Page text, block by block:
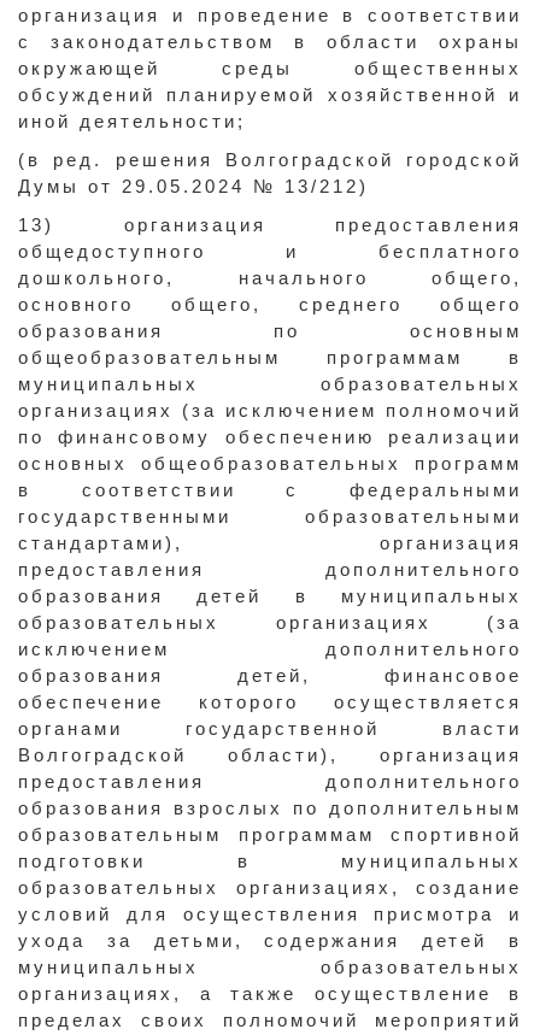
организация и проведение в соответствии
с законодательством в области охраны
окружающей среды общественных
обсуждений планируемой хозяйственной и
иной деятельности;
(в ред. решения Волгоградской городской
Думы от 29.05.2024 № 13/212)
13) организация предоставления
общедоступного и бесплатного
дошкольного, начального общего,
основного общего, среднего общего
образования по основным
общеобразовательным программам в
муниципальных образовательных
организациях (за исключением полномочий
по финансовому обеспечению реализации
основных общеобразовательных программ
в соответствии с федеральными
государственными образовательными
стандартами), организация
предоставления дополнительного
образования детей в муниципальных
образовательных организациях (за
исключением дополнительного
образования детей, финансовое
обеспечение которого осуществляется
органами государственной власти
Волгоградской области), организация
предоставления дополнительного
образования взрослых по дополнительным
образовательным программам спортивной
подготовки в муниципальных
образовательных организациях, создание
условий для осуществления присмотра и
ухода за детьми, содержания детей в
муниципальных образовательных
организациях, а также осуществление в
пределах своих полномочий мероприятий